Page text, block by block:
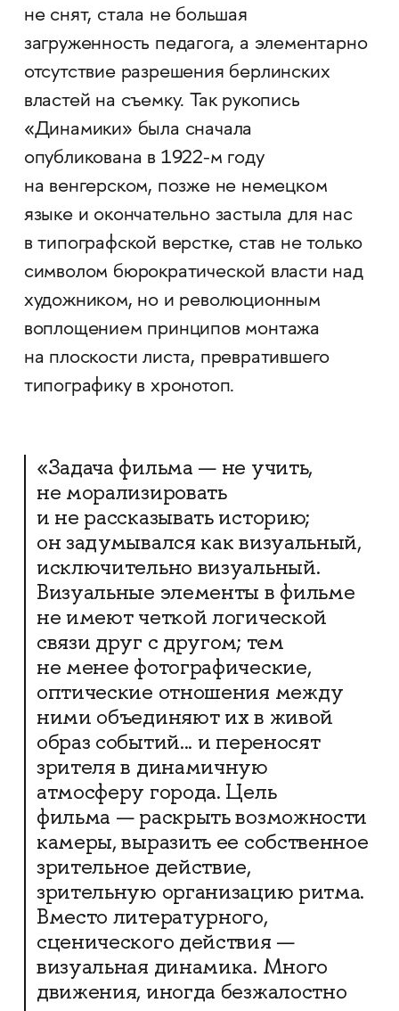
не снят, стала не большая
загруженность педагога, а элементарно
отсутствие разрешения берлинских
властей на съемку. Так рукопись
«Динамики» была сначала
опубликована в 1922-м году
на венгерском, позже не немецком
языке и окончательно застыла для нас
в типографской верстке, став не только
символом бюрократической власти над
художником, но и революционным
воплощением принципов монтажа
на плоскости листа, превратившего
типографику в хронотоп.
«Задача фильма — не учить,
не морализировать
и не рассказывать историю;
он задумывался как визуальный,
исключительно визуальный.
Визуальные элементы в фильме
не имеют четкой логической
связи друг с другом; тем
не менее фотографические,
оптические отношения между
ними объединяют их в живой
образ событий... и переносят
зрителя в динамичную
атмосферу города. Цель
фильма — раскрыть возможности
камеры, выразить ее собственное
зрительное действие,
зрительную организацию ритма.
Вместо литературного,
сценического действия —
визуальная динамика. Много
движения, иногда безжалостно